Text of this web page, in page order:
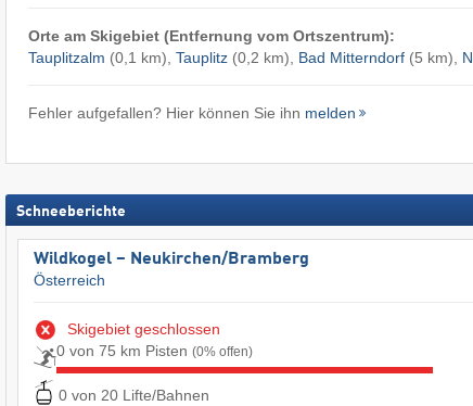
Orte am Skigebiet (Entfernung vom Ortszentrum):
Tauplitzalm (0,1 km), Tauplitz(0,2 km), Bad Mitterndorf(5 km),
Fehler aufgefallen? Hier können Sie ihn melden
Schneeberichte
Wildkogel – Neukirchen/​Bramberg
Österreich
Skigebiet geschlossen
0 von 75 km Pisten (0% offen)
0 von 20 Lifte/Bahnen